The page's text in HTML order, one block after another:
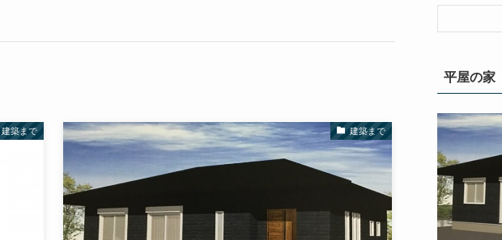
建築まで 建築まで
平屋の家